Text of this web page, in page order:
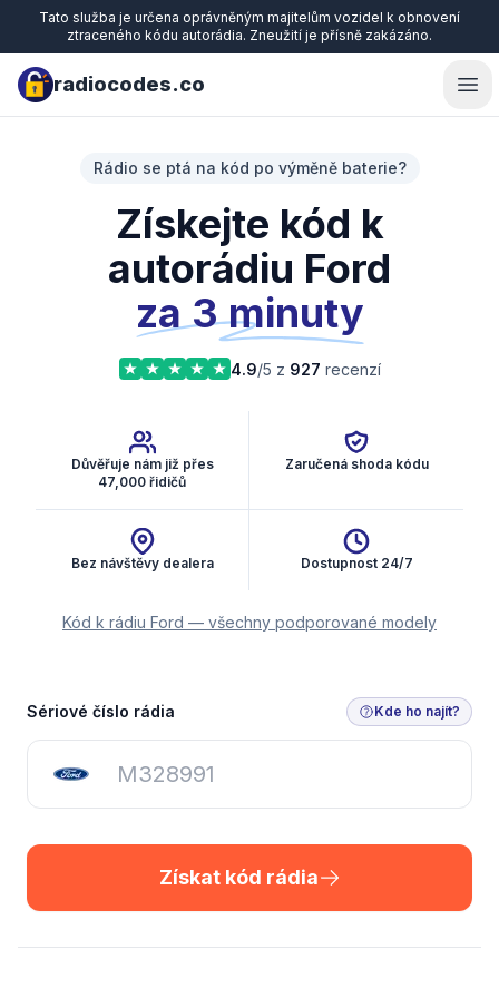
Tato služba je určena oprávněným majitelům vozidel k obnovení
ztraceného kódu autorádia. Zneužití je přísně zakázáno.
radiocodes.co
Rádio se ptá na kód po výměně baterie?
Získejte kód k
autorádiu Ford
za 3 minuty
4.9/5 z 927 recenzí
Důvěřuje nám již přes
47,000 řidičů
Zaručená shoda kódu
Bez návštěvy dealera Dostupnost 24/7
Kód k rádiu Ford — všechny podporované modely
Získat kód rádia
Sériové číslo rádia Kde ho najít?
Získat kód rádia